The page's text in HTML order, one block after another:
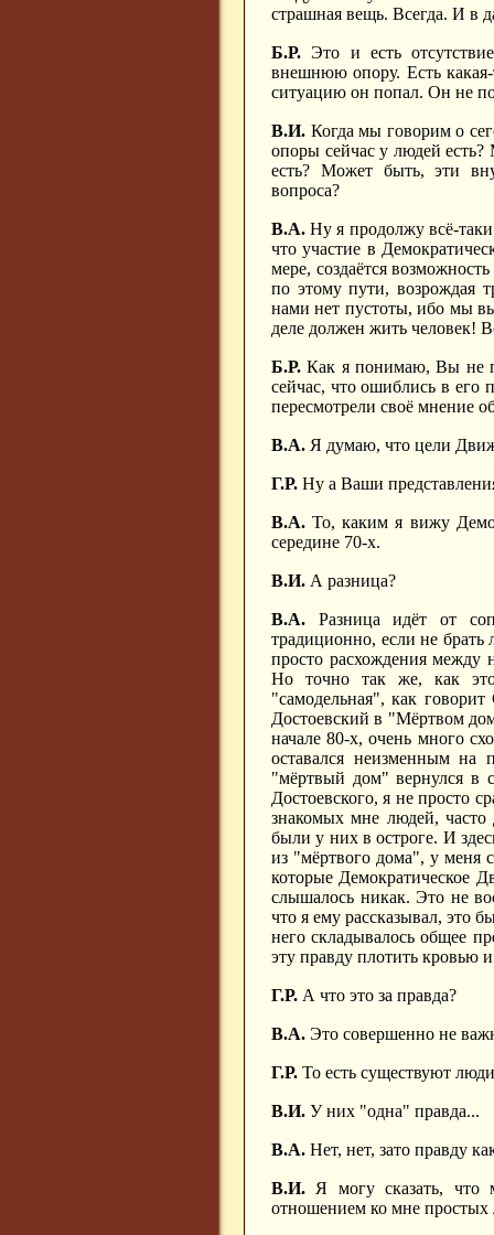
страшная вещь. Всегда. И в
Б.Р. Это и есть
внешнюю опору. Есть какая-
ситуацию он попал. Он не
В.И. Когда мы говорим о
опоры сейчас у людей
есть? Может быть, эти
вопроса?
В.А. Ну я продолжу всё-
что участие в
мере, создаётся
по этому пути, возрождая
нами нет пустоты, ибо мы
деле должен жить человек!
Б.Р. Как я понимаю, Вы не
сейчас, что ошиблись в его
пересмотрели своё мнение
В.А. Я думаю, что цели
Г.Р. Ну а Ваши
В.А. То, каким я вижу
середине 70-х.
В.И. А разница?
В.А. Разница идёт от
традиционно, если не брать
просто расхождения
Но точно так же, как
"самодельная", как
Достоевский в "Мёртвом
начале 80-х, очень много
оставался неизменным на
"мёртвый дом" вернулся в
Достоевского, я не просто
знакомых мне людей,
были у них в остроге. И
из "мёртвого дома", у меня
которые Демократическое
слышалось никак. Это не
что я ему рассказывал, это
него складывалось общее
эту правду плотить кровью
Г.Р. А что это за правда?
В.А. Это совершенно не
Г.Р. То есть существуют
В.И. У них "одна" правда...
В.А. Нет, нет, зато правду
В.И. Я могу сказать, что
отношением ко мне простых